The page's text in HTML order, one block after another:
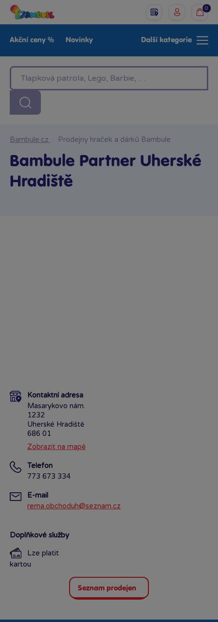
0
Akční ceny % Novinky
LEGO®
Baby Značky
Další kategorie
Bambule.cz · Prodejny hraček a dárků Bambule
Bambule Partner Uherské
Hradiště
Kontaktní adresa
Masarykovo nám.
1232
Uherské Hradiště
686 01
Zobrazit na mapě
Telefon
773 673 334
E-mail
rema.obchoduh@seznam.cz
Doplňkové služby
Lze platit
kartou
Seznam prodejen